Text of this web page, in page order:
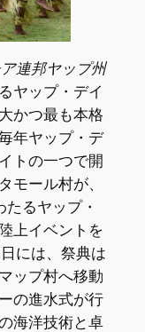
連邦ヤップ州
ヤップ・デイ
かつ最も本格
年ヤップ・デ
トの一つで開
モール村が、
るヤップ・
上イベントを
には、祭典は
ップ村へ移動
の進水式が行
海洋技術と卓